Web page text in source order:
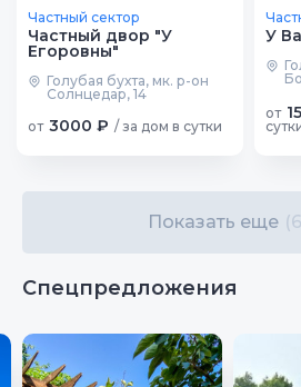
Частный сектор
Частный двор "У
Егоровны"
Голубая бухта, мк. р-он
Солнцедар, 14
от 3000 ₽ / за дом в сутки
У
от
Показать еще
Спецпредложения